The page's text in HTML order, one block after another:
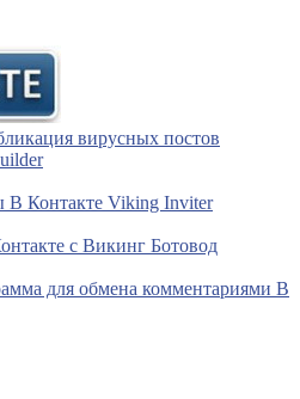
вирусных постов
В Контакте Viking Inviter
с Викинг Ботовод
для обмена комментариями В